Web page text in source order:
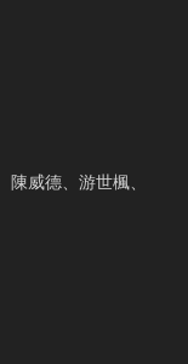
威德、游世楓、